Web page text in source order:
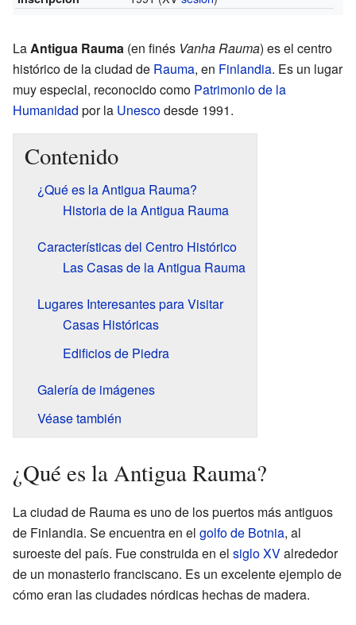
LaAntigua Rauma (en finés Vanha Rauma) es el centro
histórico de la ciudad de Rauma, en Finlandia. Es un lugar
muy especial, reconocido como Patrimonio de la
Humanidad por la Unescodesde 1991.
Contenido
¿Qué es la Antigua Rauma?
Historia de la Antigua Rauma
Características del Centro Histórico
Las Casas de la Antigua Rauma
Lugares Interesantes para Visitar
Casas Históricas
Edificios de Piedra
Galería de imágenes
Véase también
¿Qué es la Antigua Rauma?
La ciudad de Rauma es uno de los puertos más antiguos
de Finlandia. Se encuentra en el golfo de Botnia, al
suroeste del país. Fue construida en el siglo XValrededor
de un monasterio franciscano. Es un excelente ejemplo de
cómo eran las ciudades nórdicas hechas de madera.